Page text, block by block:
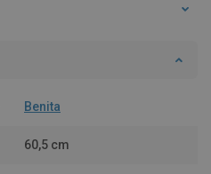
Benita
60,5 cm